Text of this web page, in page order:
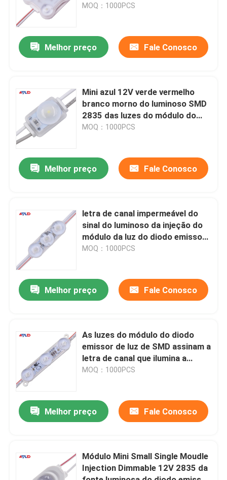
Contatos
Produtos
o CRI alto conduziu a tira
o rgb conduziu a tira
Única tira do diodo emissor de luz da cor
Tira branca ajustável do diodo emissor de luz
perfil conduzido da tira
Barra do diodo emissor de luz do luminoso
luzes conduzidas do módulo
Fonte de alimentação da tira do diodo emissor de luz
Conector da tira do diodo emissor de luz
de Dimmable únicos única para a
MOQ：1000PCS
Melhor preço Fale Conosco
Mini azul 12V verde vermelho
branco morno do luminoso SMD
2835 das luzes do módulo do
diodo emissor de luz
MOQ：1000PCS
Melhor preço Fale Conosco
letra de canal impermeável do
sinal do luminoso da injeção do
módulo da luz do diodo emissor
de luz da C.C. 2835 12V
MOQ：1000PCS
Melhor preço Fale Conosco
As luzes do módulo do diodo
emissor de luz de SMD assinam a
letra de canal que ilumina a
lâmpada 3 12V de Dimmable
MOQ：1000PCS
Melhor preço Fale Conosco
Módulo Mini Small Single Moudle
Injection Dimmable 12V 2835 da